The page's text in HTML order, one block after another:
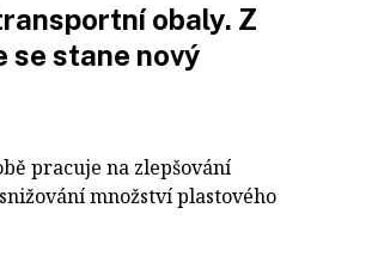
obaly. Z
se stane nový
pracuje na zlepšování
množství plastového